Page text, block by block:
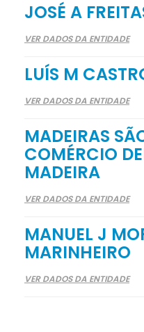
JOSÉ A
VER DADOS DA ENTIDADE
LUÍS M
VER DADOS DA ENTIDADE
MADEIRAS
COMÉRCIO
MADEIRA
VER DADOS DA ENTIDADE
MANUEL J
MARINHEIRO
VER DADOS DA ENTIDADE